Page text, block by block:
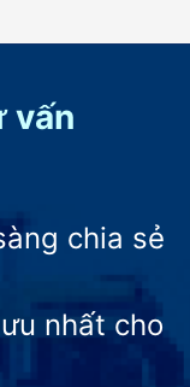
vấn
chia sẻ
nhất cho